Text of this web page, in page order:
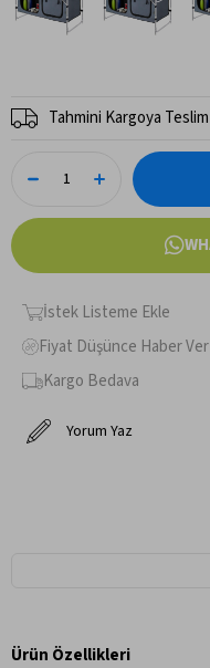
Tahmini Kargoya
İstek Listeme Ekle
Fiyat Düşünce Haber Ver
Kargo Bedava
Yorum Yaz
Ürün Özellikleri